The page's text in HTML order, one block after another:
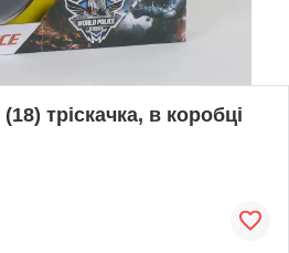
(18) тріскачка, в коробці